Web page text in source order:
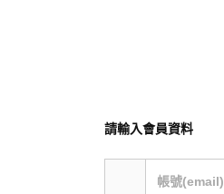
請輸入會員資料
帳號(email)